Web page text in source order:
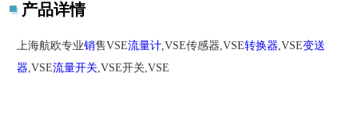
产品详情
上海航欧专业销售VSE流量计,VSE传感器,VSE转换器 ,VSE变送
器 ,VSE流量开关,VSE开关,VSE